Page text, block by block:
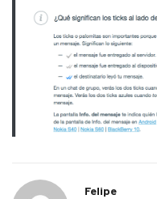
Felipe